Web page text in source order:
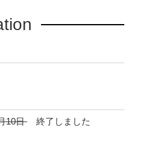
ューサーである鈴木敏
敏夫と『アニメージ
のアニメーションの歴
10日
終了しました